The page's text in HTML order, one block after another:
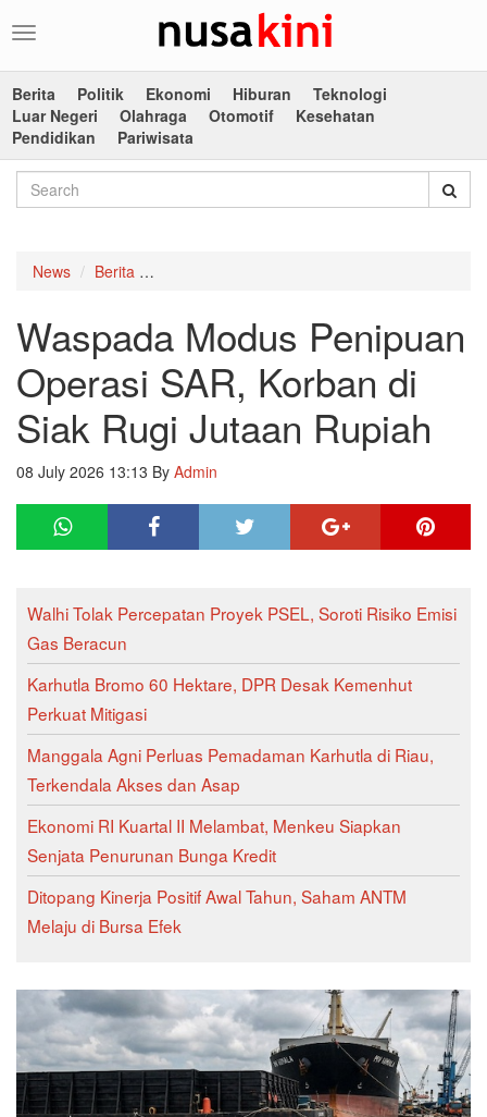
Toggle
Berita
Politik Ekonomi Hiburan
Teknologi
Luar Negeri
Olahraga Otomotif
Kesehatan
Pendidikan
Pariwisata
News Berita
Waspada Modus Penipuan
Operasi SAR, Korban di
Siak Rugi Jutaan Rupiah
08 July 2026 13:13 By Admin
Walhi Tolak Percepatan Proyek PSEL, Soroti Risiko Emisi
Gas Beracun
Karhutla Bromo 60 Hektare, DPR Desak Kemenhut
Perkuat Mitigasi
Manggala Agni Perluas Pemadaman Karhutla di Riau,
Terkendala Akses dan Asap
Ekonomi RI Kuartal II Melambat, Menkeu Siapkan
Senjata Penurunan Bunga Kredit
Ditopang Kinerja Positif Awal Tahun, Saham ANTM
Melaju di Bursa Efek